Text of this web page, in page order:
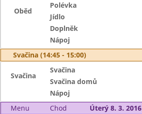
Oběd
Polévka
Jídlo
Doplněk
Nápoj
Svačina (14:45 - 15:00)
Svačina
Svačina
Svačina domů
Nápoj
Menu
Chod
Úterý 8. 3. 2016